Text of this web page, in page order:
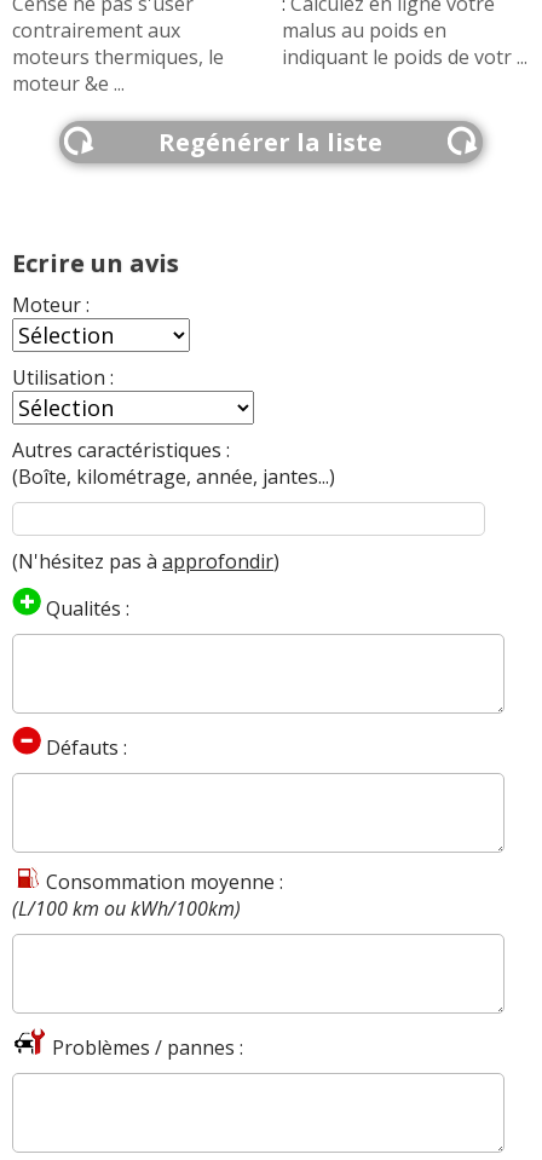
contrairement aux
moteurs thermiques, le
moteur &e ...
malus au poids en
indiquant le poids de votr ...
Regénérer la liste
Ecrire un avis
Moteur :
Utilisation :
Autres caractéristiques :
(Boîte, kilométrage, année, jantes...)
(N'hésitez pas à approfondir)
Qualités :
Défauts :
Consommation moyenne :
(L/100 km ou kWh/100km)
Problèmes / pannes :